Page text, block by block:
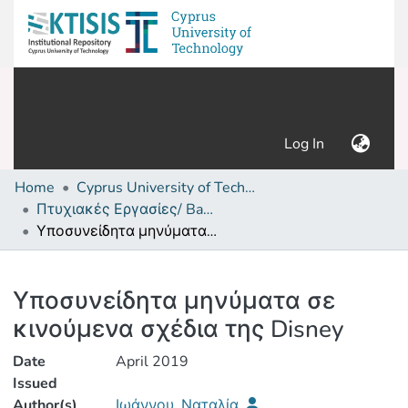
Log In (current)
Home
Cyprus University of Technology (Research Output)
Πτυχιακές Εργασίες/ Bachelor's Degree Theses
Υποσυνείδητα μηνύματα σε κινούμενα σχέδια της Disney
Υποσυνείδητα μηνύματα σε
κινούμενα σχέδια της Disney
Date
Issued
April 2019